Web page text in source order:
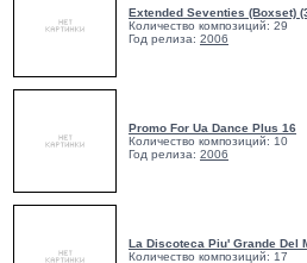
Extended Seventies (Boxset)
Количество композиций: 29
Год релиза: 2006
Promo For Ua Dance Plus 16
Количество композиций: 10
Год релиза: 2006
La Discoteca Piu' Grande Del
Количество композиций: 17